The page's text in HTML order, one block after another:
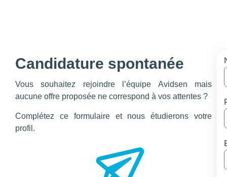
Candidature spontanée
Vous souhaitez rejoindre l’équipe Avidsen mais
aucune offre proposée ne correspond à vos attentes ?
Complétez ce formulaire et nous étudierons votre
profil.